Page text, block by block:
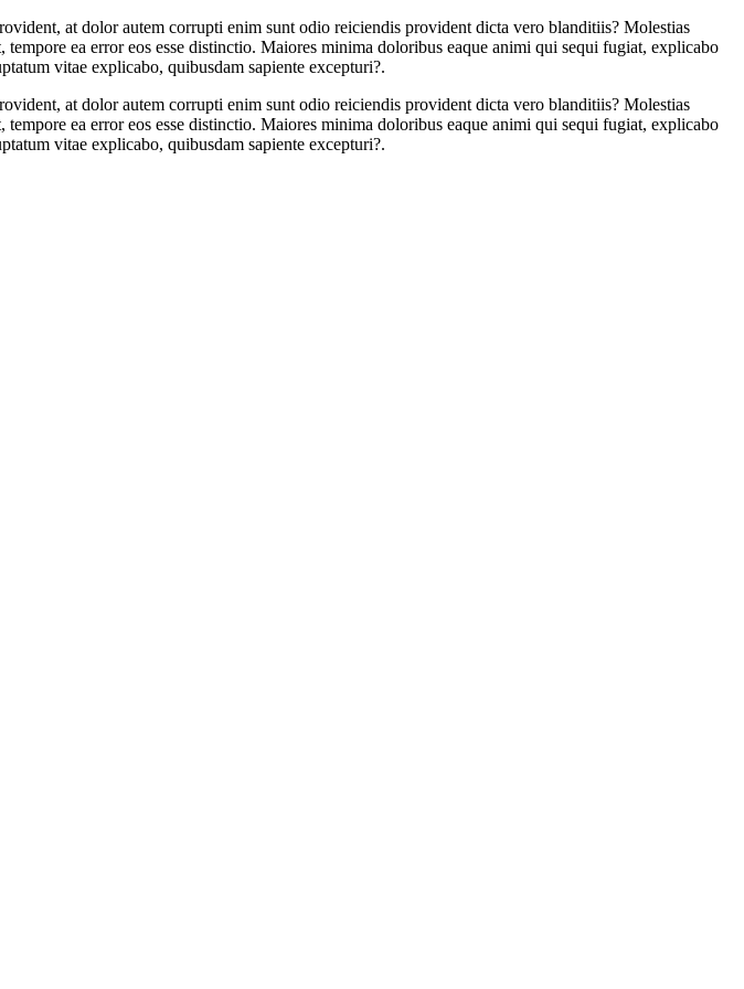
at dolor autem corrupti enim sunt odio reiciendis provident dicta vero blanditiis? Molestias
ea error eos esse distinctio. Maiores minima doloribus eaque animi qui sequi fugiat, explicabo
vitae explicabo, quibusdam sapiente excepturi?.
at dolor autem corrupti enim sunt odio reiciendis provident dicta vero blanditiis? Molestias
ea error eos esse distinctio. Maiores minima doloribus eaque animi qui sequi fugiat, explicabo
vitae explicabo, quibusdam sapiente excepturi?.